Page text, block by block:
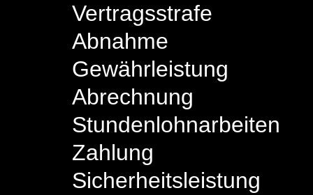
Vertragsstrafe
Abnahme
Gewährleistung
Abrechnung
Stundenlohnarbeiten
Zahlung
Sicherheitsleistung